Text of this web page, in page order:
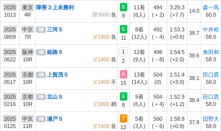
2025
1013
東京
4R
障害３上未勝利
障3000 良
6
9
11着
(6人)
494
(＋2)
3:29.3
(+7.7)
14.0
森一馬
60.0
2025
0809
中京
7R
3勝
三河Ｓ
ダ1800 良
6
11
8着
(12人)
492
(－4)
1:53.3
(+0.6)
38.7
中井裕
58.0
2025
0622
阪神
10R
3勝
姫路Ｓ
ダ1800 良
1
2
12着
(9人)
496
(－8)
1:54.5
(+2.0)
38.6
角田和
58.0
2025
0517
京都
10R
3勝
上賀茂Ｓ
ダ1800 不
8
15
13着
(14人)
504
(0)
1:51.4
(+3.0)
38.1
田口貫
58.0
2025
0216
京都
10R
3勝
北山Ｓ
ダ1800 稍
6
8
9着
(6人)
504
(＋4)
1:52.9
(+1.2)
38.4
田口貫
58.0
2025
0125
中京
11R
3勝
瀬戸Ｓ
ダ1900 良
7
12
5着
(3人)
500
(－6)
1:58.9
(+0.9)
37.8
団野大
58.0